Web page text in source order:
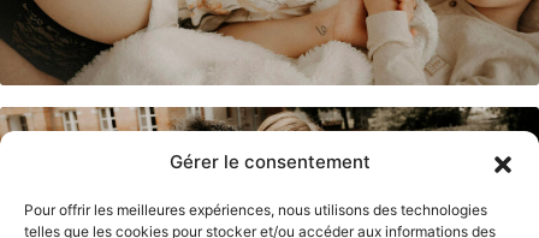
Gérer le consentement
Pour offrir les meilleures expériences, nous utilisons des technologies
telles que les cookies pour stocker et/ou accéder aux informations des